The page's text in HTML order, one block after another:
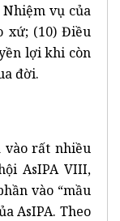
vụ của
xứ; (10) Điều
lợi khi còn
đời.
vào rất nhiều
AsIPA VIII,
vào “mầu
AsIPA. Theo